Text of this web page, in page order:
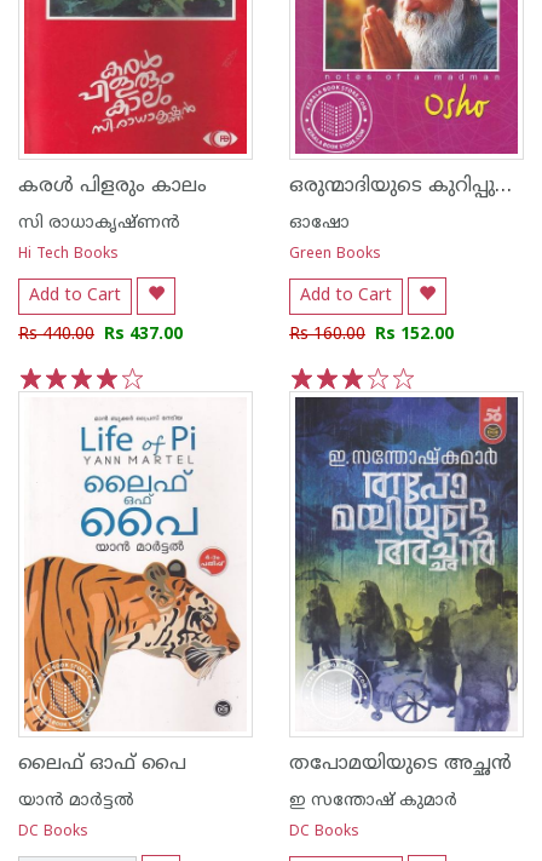
കരള്‍ പിളരും കാലം
സി രാധാകൃഷ്ണന്‍
Hi Tech Books
Add to Cart
Rs 440.00 Rs 437.00
ഒരുന്മാദിയുടെ കുറിപ്പുകള്‍
ഓഷോ
Green Books
Add to Cart
Rs 160.00 Rs 152.00
5
4
3
2
1
ലൈഫ് ഓഫ് പൈ
യാന്‍ മാര്‍ട്ടല്‍
DC Books
തപോമയിയുടെ അച്ഛൻ
ഇ സന്തോഷ് കുമാര്‍
DC Books